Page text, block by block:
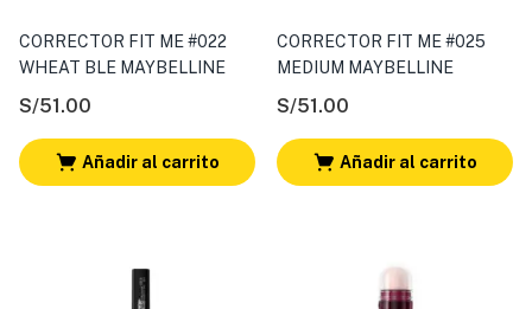
CORRECTOR FIT ME #022
WHEAT BLE MAYBELLINE
S/51.00
Añadir al carrito
CORRECTOR FIT ME #025
MEDIUM MAYBELLINE
S/51.00
Añadir al carrito